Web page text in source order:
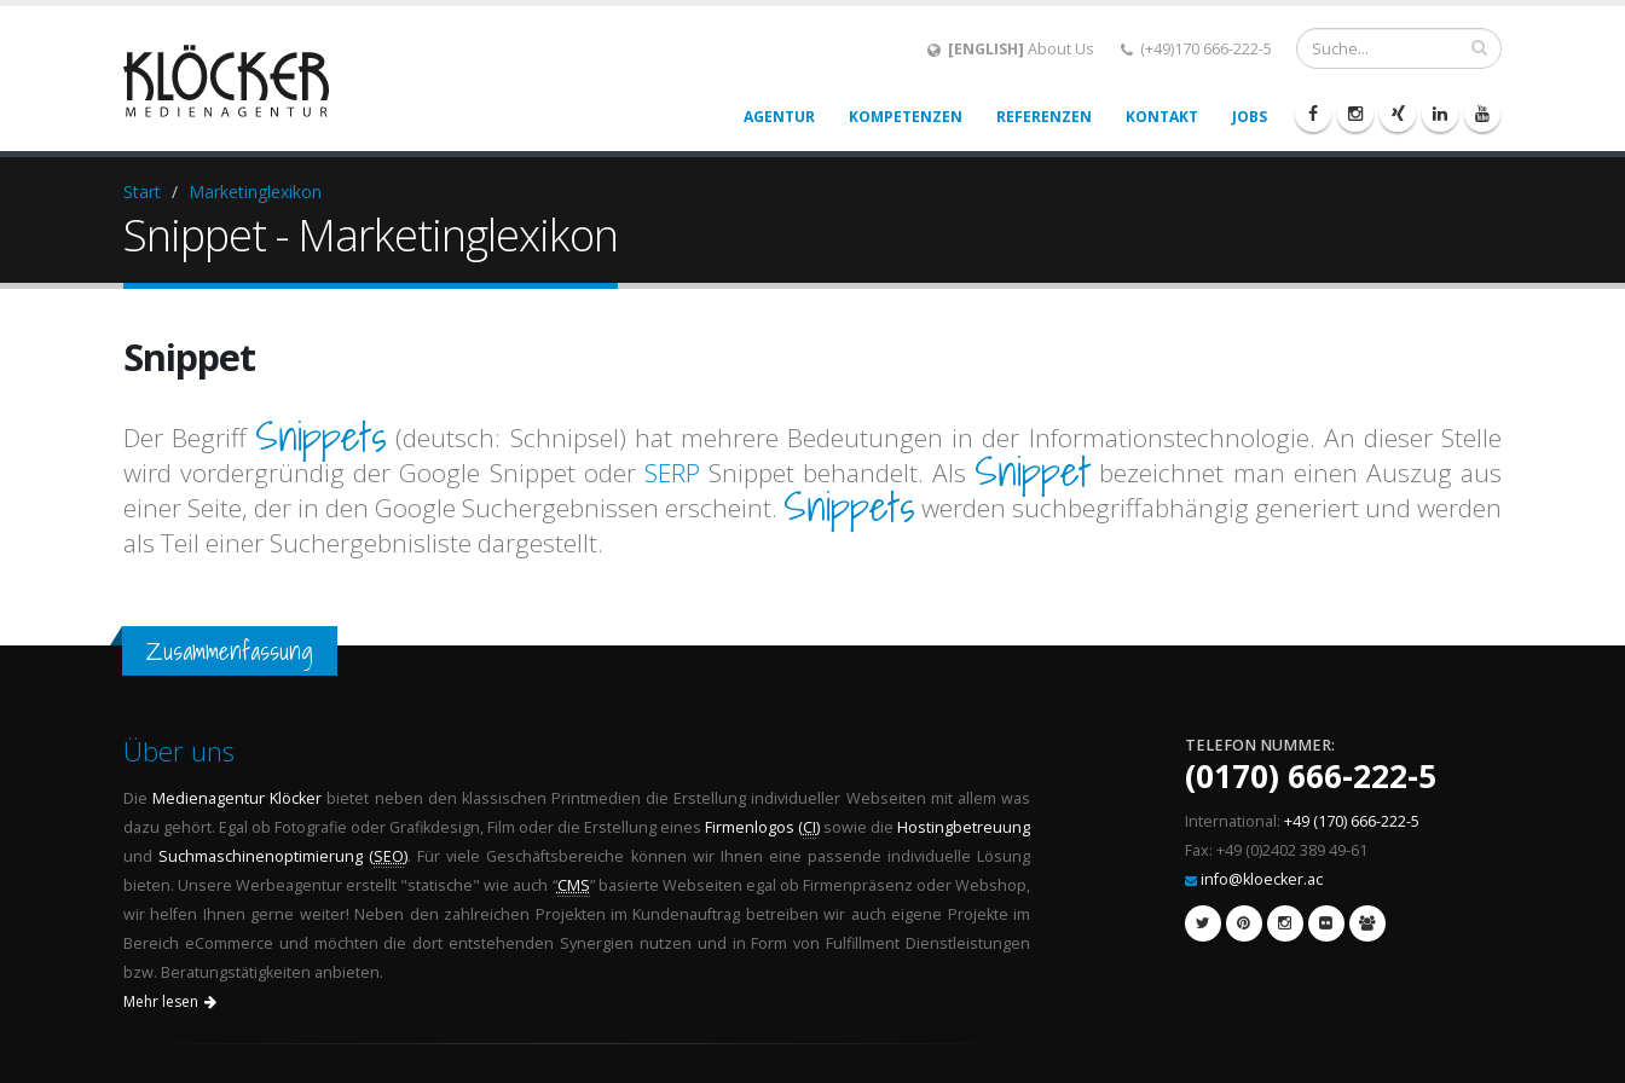
[ENGLISH] About Us (+49)170 666-222-5
AGENTUR KOMPETENZEN REFERENZEN KONTAKT JOBS
Start Marketinglexikon
Snippet - Marketinglexikon
Snippet
Der Begriff Snippets (deutsch: Schnipsel) hat mehrere Bedeutungen in der Informationstechnologie. An dieser Stelle
wird vordergründig der Google Snippet oder SERP Snippet behandelt. Als Snippetbezeichnet man einen Auszug aus
einer Seite, der in den Google Suchergebnissen erscheint. Snippets werden suchbegriffabhängig generiert und werden
als Teil einer Suchergebnisliste dargestellt.
Zusammenfassung
Über uns
DieMedienagentur Klöcker bietet neben den klassischen Printmedien die Erstellung individueller Webseiten mit allem was
dazu gehört. Egal ob Fotografie oder Grafikdesign, Film oder die Erstellung eines Firmenlogos (CI) sowie die Hostingbetreuung
und Suchmaschinenoptimierung (SEO). Für viele Geschäftsbereiche können wir Ihnen eine passende individuelle Lösung
bieten. Unsere Werbeagentur erstellt "statische" wie auch “CMS” basierte Webseiten egal ob Firmenpräsenz oder Webshop,
wir helfen Ihnen gerne weiter! Neben den zahlreichen Projekten im Kundenauftrag betreiben wir auch eigene Projekte im
Bereich eCommerce und möchten die dort entstehenden Synergien nutzen und in Form von Fulfillment Dienstleistungen
bzw. Beratungstätigkeiten anbieten.
Mehr lesen
TELEFON NUMMER:
(0170) 666-222-5
International: +49 (170) 666-222-5
Fax: +49 (0)2402 389 49-61
info@kloecker.ac